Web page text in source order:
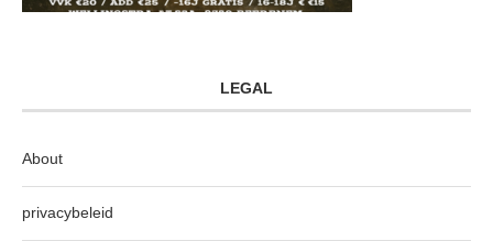
LEGAL
About
privacybeleid